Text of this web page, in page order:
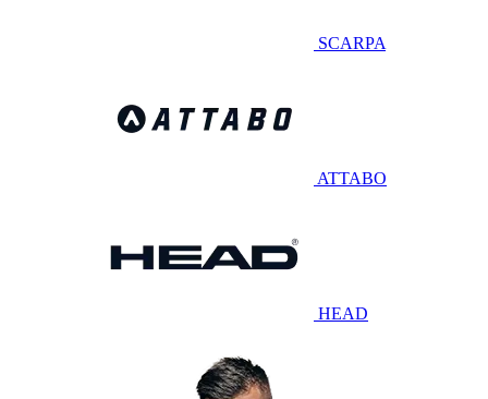
SCARPA
ATTABO
HEAD